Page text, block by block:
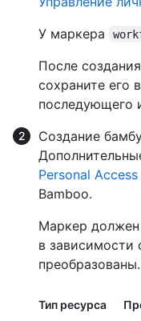
У маркера
После
сохраните его
последующего
Создание
Personal
Bamboo.
Маркер
в зависимости
преобразованы.
Тип ресурса